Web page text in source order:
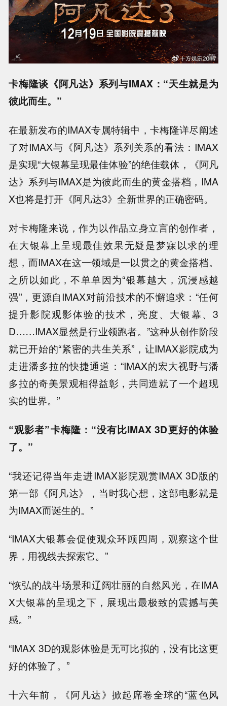
卡梅隆谈《阿凡达》系列与IMAX：“天生就是为
彼此而生。”
在最新发布的IMAX专属特辑中，卡梅隆详尽阐述
了对IMAX与《阿凡达》系列关系的看法：IMAX
是实现“大银幕呈现最佳体验”的绝佳载体，《阿凡
达》系列与IMAX是为彼此而生的黄金搭档，IMA
X也将是打开《阿凡达3》全新世界的正确密码。
对卡梅隆来说，作为以作品立身立言的创作者，
在大银幕上呈现最佳效果无疑是梦寐以求的理
想，而IMAX在这一领域是一以贯之的黄金搭档。
之所以如此，不单单因为“银幕越大，沉浸感越
强”，更源自IMAX对前沿技术的不懈追求：“任何
提升影院观影体验的技术，亮度、大银幕、3
D……IMAX显然是行业领跑者。”这种从创作阶段
就已开始的“紧密的共生关系”，让IMAX影院成为
走进潘多拉的快捷通道：“IMAX的宏大视野与潘
多拉的奇美景观相得益彰，共同造就了一个超现
实的世界。”
“观影者”卡梅隆：“没有比IMAX 3D更好的体验
了。”
“我还记得当年走进IMAX影院观赏IMAX 3D版的
第一部《阿凡达》，当时我心想，这部电影就是
为IMAX而诞生的。”
“IMAX大银幕会促使观众环顾四周，观察这个世
界，用视线去探索它。”
“恢弘的战斗场景和辽阔壮丽的自然风光，在IMA
X大银幕的呈现之下，展现出最极致的震撼与美
感。”
“IMAX 3D的观影体验是无可比拟的，没有比这更
好的体验了。”
十六年前，《阿凡达》掀起席卷全球的“蓝色风